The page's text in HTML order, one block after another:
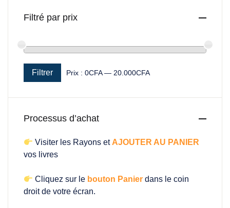
Filtré par prix
Filtrer Prix : 0CFA— 20.000CFA
Processus d’achat
Visiter les Rayons et AJOUTER AU PANIER
vos livres
Cliquez sur le bouton Panier dans le coin
droit de votre écran.